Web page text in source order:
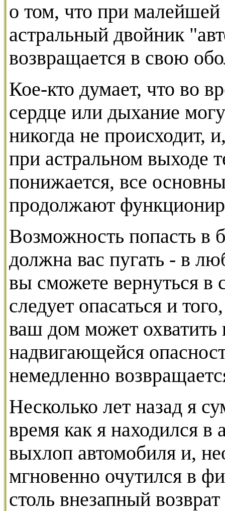
о том, что при малейшей
астральный двойник
возвращается в свою
Кое-кто думает, что во
сердце или дыхание
никогда не происходит,
при астральном выходе
понижается, все
продолжают
Возможность попасть в
должна вас пугать - в
вы сможете вернуться в
следует опасаться и
ваш дом может
надвигающейся
немедленно
Несколько лет назад я
время как я находился в
выхлоп автомобиля и,
мгновенно очутился в
столь внезапный